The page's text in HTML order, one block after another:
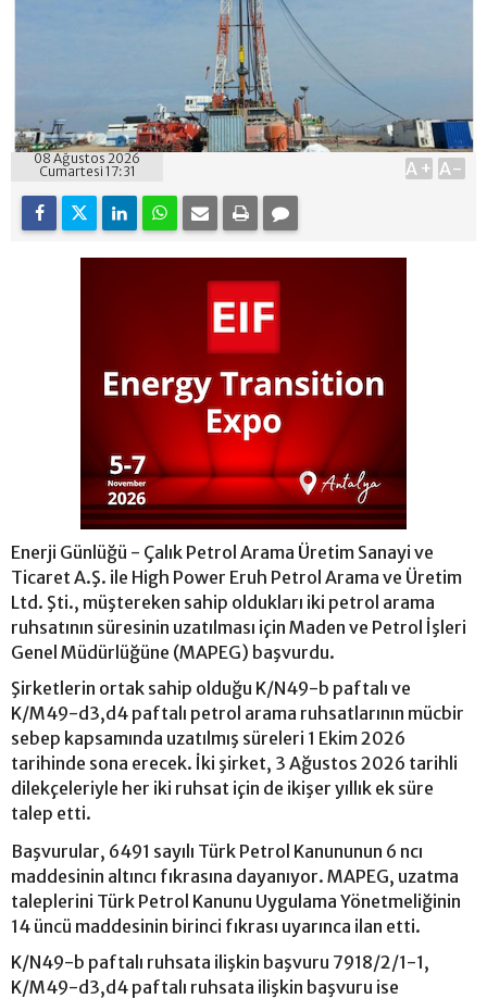
08 Ağustos 2026
Cumartesi 17:31
A+ A-
Enerji Günlüğü - Çalık Petrol Arama Üretim Sanayi ve
Ticaret A.Ş. ile High Power Eruh Petrol Arama ve Üretim
Ltd. Şti., müştereken sahip oldukları iki petrol arama
ruhsatının süresinin uzatılması için Maden ve Petrol İşleri
Genel Müdürlüğüne (MAPEG) başvurdu.
Şirketlerin ortak sahip olduğu K/N49-b paftalı ve
K/M49-d3,d4 paftalı petrol arama ruhsatlarının mücbir
sebep kapsamında uzatılmış süreleri 1 Ekim 2026
tarihinde sona erecek. İki şirket, 3 Ağustos 2026 tarihli
dilekçeleriyle her iki ruhsat için de ikişer yıllık ek süre
talep etti.
Başvurular, 6491 sayılı Türk Petrol Kanununun 6 ncı
maddesinin altıncı fıkrasına dayanıyor. MAPEG, uzatma
taleplerini Türk Petrol Kanunu Uygulama Yönetmeliğinin
14 üncü maddesinin birinci fıkrası uyarınca ilan etti.
K/N49-b paftalı ruhsata ilişkin başvuru 7918/2/1-1,
K/M49-d3,d4 paftalı ruhsata ilişkin başvuru ise